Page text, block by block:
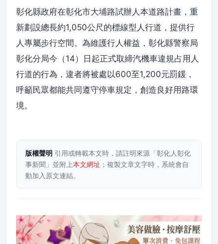
彰化縣政府在彰化市大埔路試辦人本道路計畫，重
新劃設總長約1,050公尺的標線型人行道，提供行
人專屬步行空間。為維護行人權益，彰化縣警察局
彰化分局今（14）日起正式取締汽機車違規占用人
行道的行為，違者將被處以600至1,200元罰鍰，
呼籲民眾都能共同遵守停車規定，創造良好用路環
境。
版權聲明 引用或轉載本文時，請註明來源「彰化人彰化
事新聞」並附上本文網址 ；複製文章文字時，系統會自
動加入原文連結。